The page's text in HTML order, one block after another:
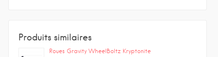
Produits similaires
Roues Gravity WheelBoltz Kryptonite